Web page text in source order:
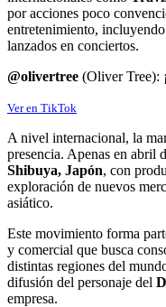
por acciones poco
entretenimiento,
lanzados en conciertos.
@olivertree (Oliver Tree):
Ver en TikTok
A nivel internacional, la
presencia. Apenas en abril
Shibuya, Japón, con
exploración de nuevos
asiático.
Este movimiento forma
y comercial que busca
distintas regiones del
difusión del personaje del
empresa.